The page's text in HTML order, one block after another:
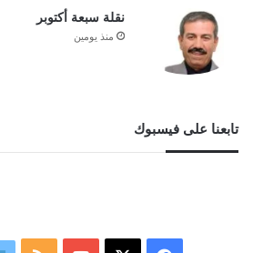
نقلة سبعة أكتوبر
منذ يومين
تابعنا على فيسبوك